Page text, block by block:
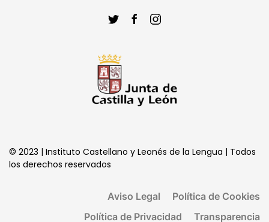
© 2023 | Instituto Castellano y Leonés de la Lengua | Todos
los derechos reservados
Aviso Legal
Política de Cookies
Política de Privacidad
Transparencia